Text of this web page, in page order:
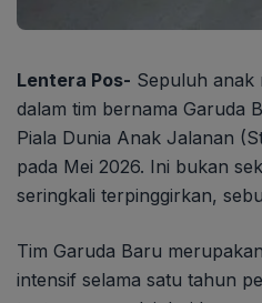
Lentera Pos- Sepuluh anak
dalam tim bernama Garuda
Piala Dunia Anak Jalanan
pada Mei 2026. Ini bukan
seringkali terpinggirkan,
Tim Garuda Baru
intensif selama satu tahun